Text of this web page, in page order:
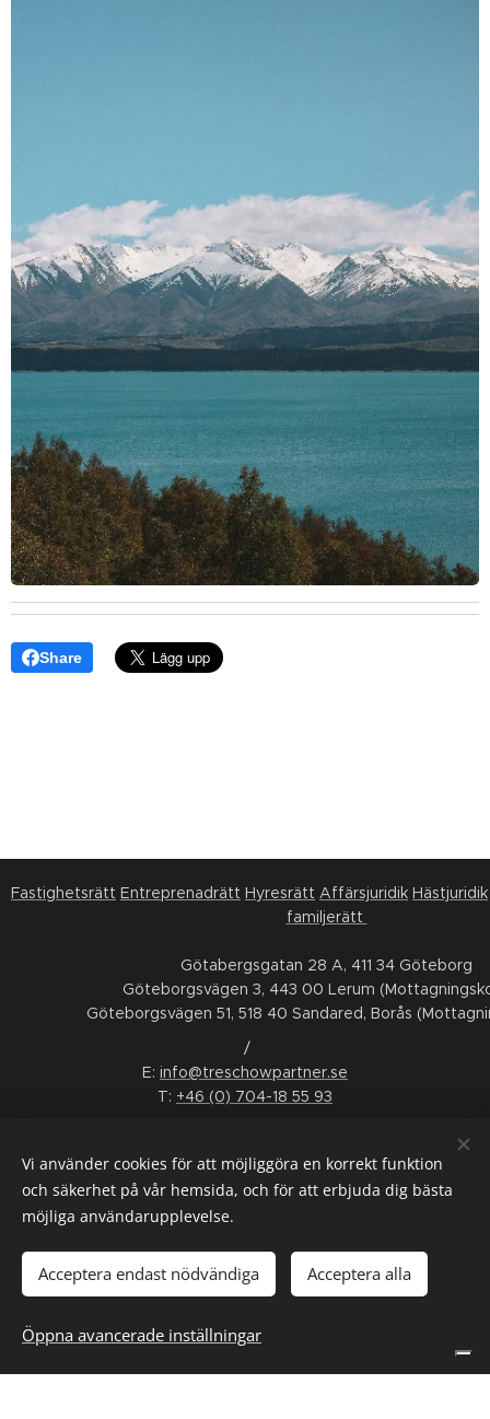
Share
Fastighetsrätt Entreprenadrätt Hyresrätt Affärsjuridik Hästjuridik
familjerätt
Götabergsgatan 28 A, 411 34 Göteborg
Göteborgsvägen 3, 443 00 Lerum
Göteborgsvägen 51, 518 40 Sandared, Borås
/
E: info@treschowpartner.se
T: +46 (0) 704-18 55 93
LinkedIn Facebook Instagram Youtube
INTERGRITETSPOLICY
SMS-VILLKOR
Svenska
English
Vi använder cookies för att möjliggöra en korrekt funktion
och säkerhet på vår hemsida, och för att erbjuda dig bästa
möjliga användarupplevelse.
Acceptera endast nödvändiga Acceptera alla
Öppna avancerade inställningar